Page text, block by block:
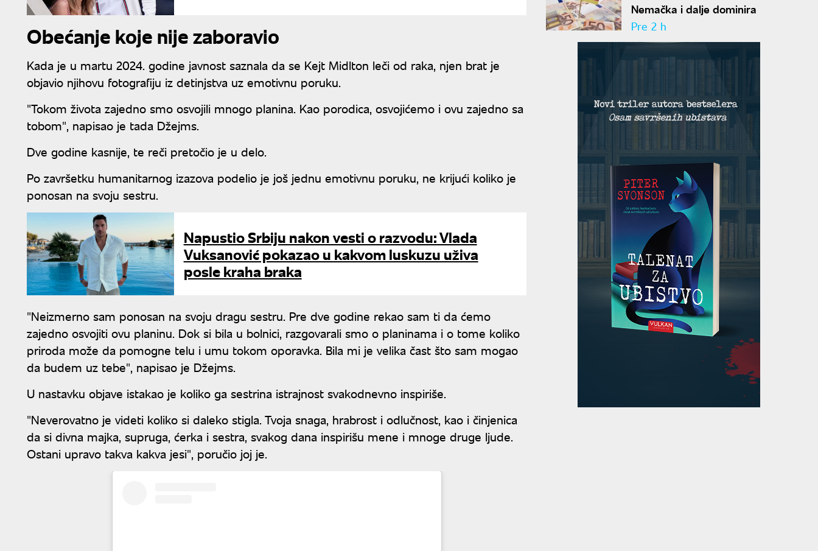
Obećanje koje nije zaboravio
Kada je u martu 2024. godine javnost saznala da se Kejt Midlton leči od raka, njen brat je
objavio njihovu fotografiju iz detinjstva uz emotivnu poruku.
"Tokom života zajedno smo osvojili mnogo planina. Kao porodica, osvojićemo i ovu zajedno sa
tobom", napisao je tada Džejms.
Dve godine kasnije, te reči pretočio je u delo.
Po završetku humanitarnog izazova podelio je još jednu emotivnu poruku, ne krijući koliko je
ponosan na svoju sestru.
Napustio Srbiju nakon vesti o razvodu: Vlada
Vuksanović pokazao u kakvom luskuzu uživa
posle kraha braka
"Neizmerno sam ponosan na svoju dragu sestru. Pre dve godine rekao sam ti da ćemo
zajedno osvojiti ovu planinu. Dok si bila u bolnici, razgovarali smo o planinama i o tome koliko
priroda može da pomogne telu i umu tokom oporavka. Bila mi je velika čast što sam mogao
da budem uz tebe", napisao je Džejms.
U nastavku objave istakao je koliko ga sestrina istrajnost svakodnevno inspiriše.
"Neverovatno je videti koliko si daleko stigla. Tvoja snaga, hrabrost i odlučnost, kao i činjenica
da si divna majka, supruga, ćerka i sestra, svakog dana inspirišu mene i mnoge druge ljude.
Ostani upravo takva kakva jesi", poručio joj je.
Nemačka i dalje dominira
Pre 2 h